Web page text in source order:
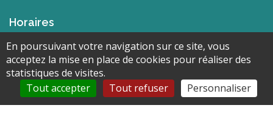
Horaires
Lundi : Fermé | 16h00-18h00
Mardi : Fermé
Mercredi : 10h00-12h00 | 16h00-18h00
Jeudi : Fermé
En poursuivant votre navigation sur ce site, vous
acceptez la mise en place de cookies pour réaliser des
statistiques de visites.
Tout accepter
Tout refuser Personnaliser